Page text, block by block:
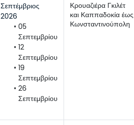
Σεπτέμβριος
2026
05
Σεπτεμβρίου
12
Σεπτεμβρίου
19
Σεπτεμβρίου
26
Σεπτεμβρίου
Κρουαζιέρα Γκιλέτ
και Καππαδοκία έως
Κωνσταντινούπολη